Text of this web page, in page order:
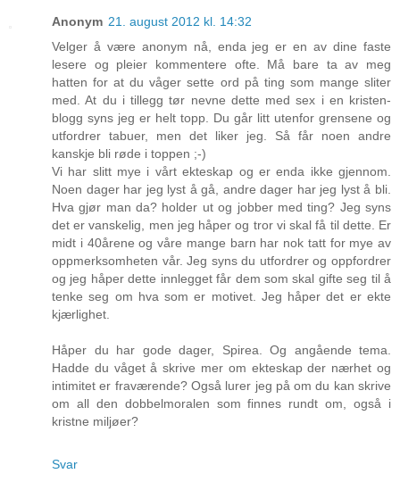
Anonym 21. august 2012 kl. 14:32
Velger å være anonym nå, enda jeg er en av dine faste
lesere og pleier kommentere ofte. Må bare ta av meg
hatten for at du våger sette ord på ting som mange sliter
med. At du i tillegg tør nevne dette med sex i en kristen-
blogg syns jeg er helt topp. Du går litt utenfor grensene og
utfordrer tabuer, men det liker jeg. Så får noen andre
kanskje bli røde i toppen ;-)
Vi har slitt mye i vårt ekteskap og er enda ikke gjennom.
Noen dager har jeg lyst å gå, andre dager har jeg lyst å bli.
Hva gjør man da? holder ut og jobber med ting? Jeg syns
det er vanskelig, men jeg håper og tror vi skal få til dette. Er
midt i 40årene og våre mange barn har nok tatt for mye av
oppmerksomheten vår. Jeg syns du utfordrer og oppfordrer
og jeg håper dette innlegget får dem som skal gifte seg til å
tenke seg om hva som er motivet. Jeg håper det er ekte
kjærlighet.
Håper du har gode dager, Spirea. Og angående tema.
Hadde du våget å skrive mer om ekteskap der nærhet og
intimitet er fraværende? Også lurer jeg på om du kan skrive
om all den dobbelmoralen som finnes rundt om, også i
kristne miljøer?
Svar